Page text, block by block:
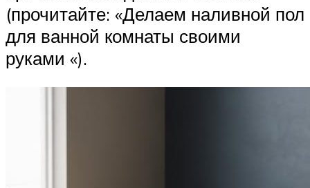
(прочитайте: «Делаем наливной пол
для ванной комнаты своими
руками «).